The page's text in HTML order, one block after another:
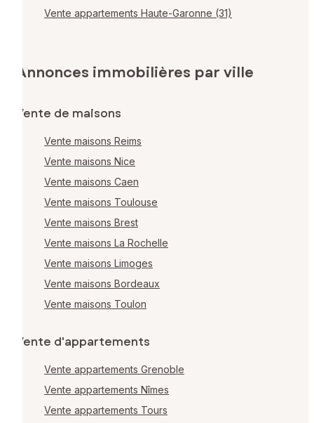
Vente appartements Haute-Garonne (31)
Annonces immobilières par ville
Vente de maisons
Vente maisons Reims
Vente maisons Nice
Vente maisons Caen
Vente maisons Toulouse
Vente maisons Brest
Vente maisons La Rochelle
Vente maisons Limoges
Vente maisons Bordeaux
Vente maisons Toulon
Vente d'appartements
Vente appartements Grenoble
Vente appartements Nîmes
Vente appartements Tours